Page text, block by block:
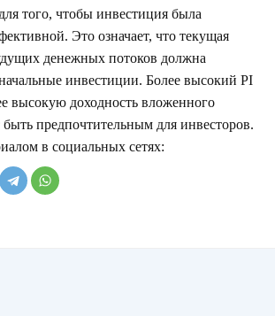
того, чтобы инвестиция была
Это означает, что текущая
денежных потоков должна
инвестиции. Более высокий PI
высокую доходность вложенного
предпочтительным для инвесторов.
в социальных сетях: